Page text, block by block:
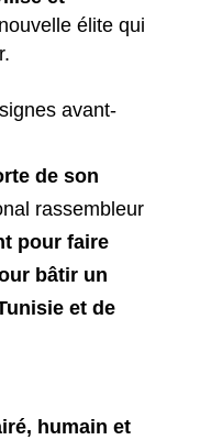
élite qui
avant-
de son
rassembleur
pour faire
bâtir un
et de
humain et